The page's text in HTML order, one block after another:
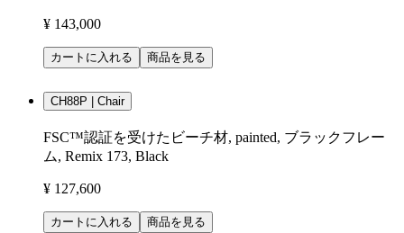
¥ 143,000
カートに入れる 商品を見る
CH88P | Chair
FSC™認証を受けたビーチ材, painted, ブラックフレー
ム, Remix 173, Black
¥ 127,600
カートに入れる 商品を見る